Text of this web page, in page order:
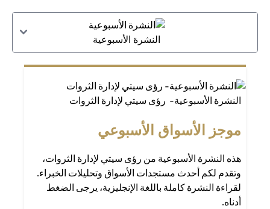
النشرة الأسبوعية
النشرة الأسبوعية- رؤى سيتي لإدارة الثروات
موجز الأسواق الأسبوعي
هذه النشرة الأسبوعية من رؤى سيتي لإدارة الثروات،
وتقدم لكم أحدث مستجدات الأسواق وتحليلات الخبراء.
لقراءة النشرة كاملة باللغة الإنجليزية، يرجى الضغط
أدناه.